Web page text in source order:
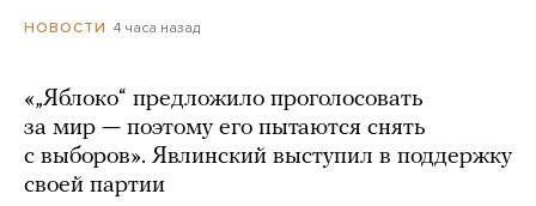
НОВОСТИ 4 часа назад
«„Яблоко“ предложило проголосовать
за мир — поэтому его пытаются снять
с выборов». Явлинский выступил в поддержку
своей партии